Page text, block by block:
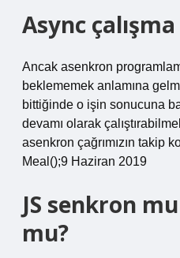
Async
Ancak asenkron
beklememek anlamına
bittiğinde o işin sonucuna
devamı olarak
asenkron çağrımızın takip
Meal();9 Haziran 2019
JS senkron
mu?